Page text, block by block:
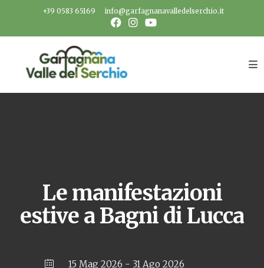
+39 0583 65169 info@garfagnanavalledelserchio.it
Le manifestazioni
estive a Bagni di Lucca
15 Mag 2026 - 31 Ago 2026